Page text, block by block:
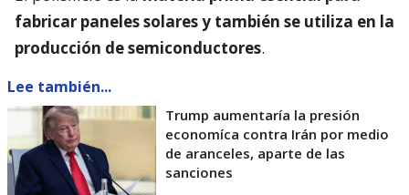
fabricar paneles solares y también se utiliza en la
producción de semiconductores.
Lee también...
Trump aumentaría la presión
economíca contra Irán por medio
de aranceles, aparte de las
sanciones